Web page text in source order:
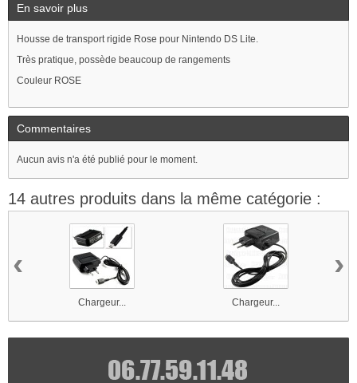
En savoir plus
Housse de transport rigide Rose pour Nintendo DS Lite.
Très pratique, possède beaucoup de rangements
Couleur ROSE
Commentaires
Aucun avis n'a été publié pour le moment.
14 autres produits dans la même catégorie :
Chargeur... Chargeur...
‹ ›